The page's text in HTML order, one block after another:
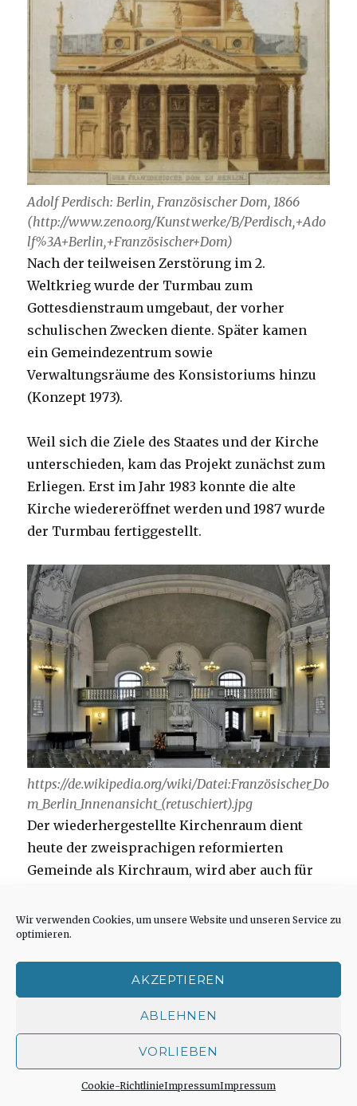
Wir verwenden Cookies, um unsere Website und unseren Service zu
optimieren.
AKZEPTIEREN
ABLEHNEN
VORLIEBEN
Cookie-RichtlinieImpressumImpressum
Adolf Perdisch: Berlin, Französischer Dom, 1866
(http://www.zeno.org/Kunstwerke/B/Perdisch,+Ado
lf%3A+Berlin,+Französischer+Dom)
Nach der teilweisen Zerstörung im 2.
Weltkrieg wurde der Turmbau zum
Gottesdienstraum umgebaut, der vorher
schulischen Zwecken diente. Später kamen
ein Gemeindezentrum sowie
Verwaltungsräume des Konsistoriums hinzu
(Konzept 1973).
Weil sich die Ziele des Staates und der Kirche
unterschieden, kam das Projekt zunächst zum
Erliegen. Erst im Jahr 1983 konnte die alte
Kirche wiedereröffnet werden und 1987 wurde
der Turmbau fertiggestellt.
https://de.wikipedia.org/wiki/Datei:Französischer_Do
m_Berlin_Innenansicht_(retuschiert).jpg
Der wiederhergestellte Kirchenraum dient
heute der zweisprachigen reformierten
Gemeinde als Kirchraum, wird aber auch für
Evangelischen Akademie Berlin verwendet.
Anstelle der Bänke kamen Stühle hinein. Im
Untergeschoss, das den Gemeinderäumen
diente, eröffnete später noch ein Restaurant.